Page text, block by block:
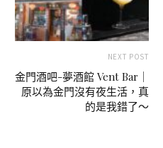
NEXT POST
金門酒吧-夢酒館 Vent Bar｜
原以為金門沒有夜生活，真
的是我錯了～